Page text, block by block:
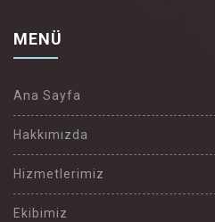
MENÜ
Ana Sayfa
Hakkımızda
Hizmetlerimiz
Ekibimiz